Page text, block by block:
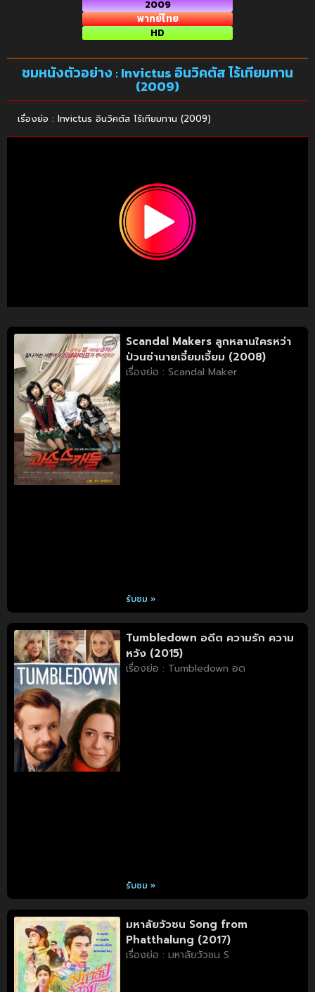
2009
พากย์ไทย
HD
ชมหนังตัวอย่าง : Invictus อินวิคตัส ไร้เทียมทาน
(2009)
เรื่องย่อ : Invictus อินวิคตัส ไร้เทียมทาน (2009)
Scandal Makers ลูกหลานใครหว่า
ป่วนซ่านายเจี๋ยมเจี้ยม (2008)
เรื่องย่อ : Scandal Maker
รับชม »
Tumbledown อดีต ความรัก ความ
หวัง (2015)
เรื่องย่อ : Tumbledown อด
รับชม »
มหาลัยวัวชน Song from
Phatthalung (2017)
เรื่องย่อ : มหาลัยวัวชน S